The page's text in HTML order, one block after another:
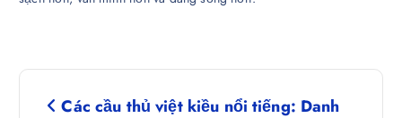
Đ
Các cầu thủ việt kiều nổi tiếng: Danh